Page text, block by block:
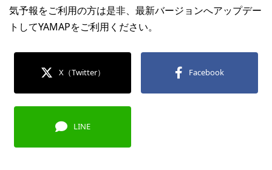
気予報をご利用の方は是非、最新バージョンへアップデー
トしてYAMAPをご利用ください。
X（Twitter） Facebook
LINE